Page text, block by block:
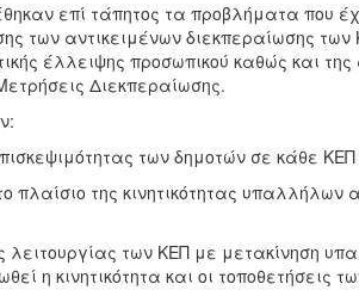
επί τάπητος τα προβλήματα που
των αντικειμένων διεκπεραίωσης
έλλειψης προσωπικού καθώς και
Διεκπεραίωσης.
των δημοτών σε κάθε
πλαίσιο της κινητικότητας
λειτουργίας των ΚΕΠ με μετακίνηση
η κινητικότητα και οι τοποθετήσεις